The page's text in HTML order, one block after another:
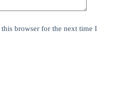
browser for the next time I